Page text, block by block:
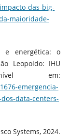
das-big-
maioridade-
e energética: o
Leopoldo: IHU
em:
emergencia-
data-centers-
Systems, 2024.